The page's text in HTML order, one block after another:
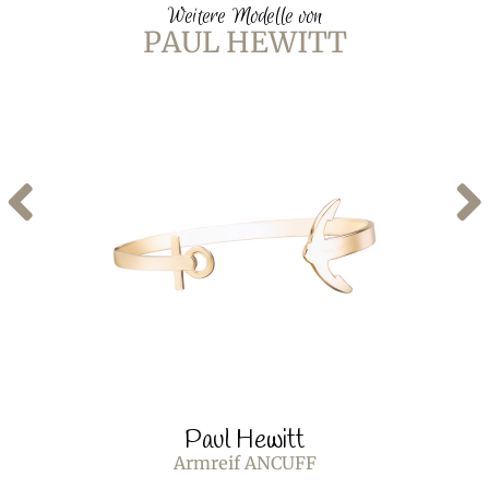
Weitere Modelle von
PAUL HEWITT
Paul Hewitt
Armreif ANCUFF